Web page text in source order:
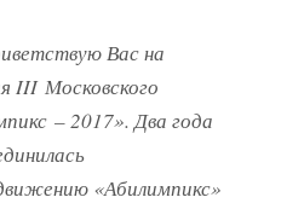
Вас на
III Московского
– 2017». Два года
«Абилимпикс»